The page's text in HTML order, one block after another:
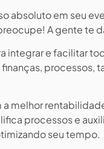
absoluto em seu
A gente te
integrar e facilitar
processos,
a melhor
processos e
seu tempo.